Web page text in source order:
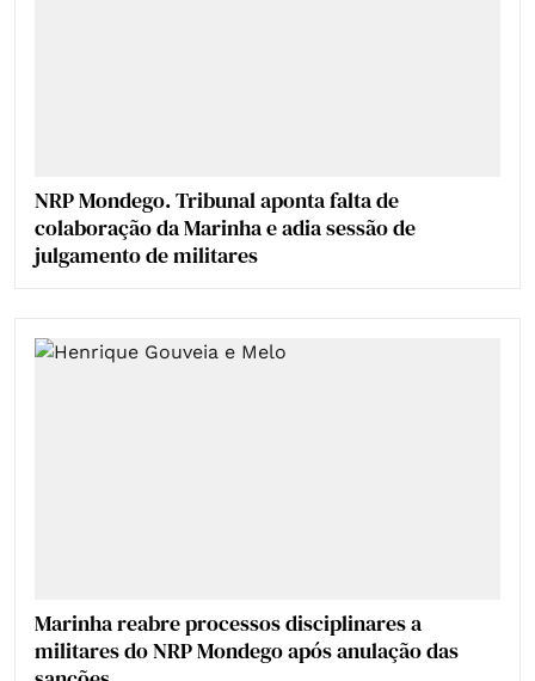
NRP Mondego. Tribunal aponta falta de
colaboração da Marinha e adia sessão de
julgamento de militares
Marinha reabre processos disciplinares a
militares do NRP Mondego após anulação das